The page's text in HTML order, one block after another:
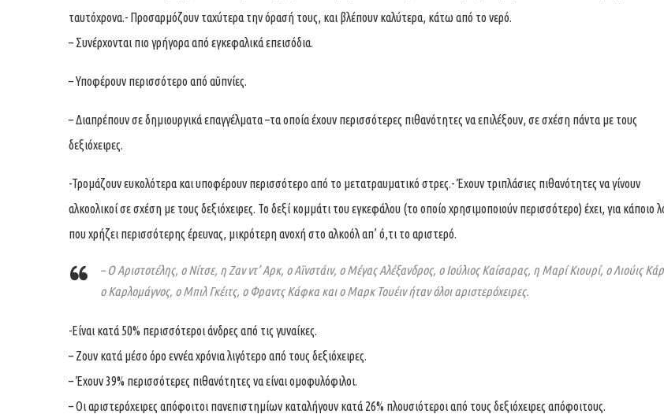
ταυτόχρονα.- Προσαρμόζουν ταχύτερα την όρασή τους, και βλέπουν καλύτερα, κάτω από το νερό.
– Συνέρχονται πιο γρήγορα από εγκεφαλικά επεισόδια.
– Υποφέρουν περισσότερο από αϋπνίες.
– Διαπρέπουν σε δημιουργικά επαγγέλματα –τα οποία έχουν περισσότερες πιθανότητες να επιλέξουν, σε σχέση πάντα με τους
δεξιόχειρες.
-Τρομάζουν ευκολότερα και υποφέρουν περισσότερο από το μετατραυματικό στρες.- Έχουν τριπλάσιες πιθανότητες να γίνουν
αλκοολικοί σε σχέση με τους δεξιόχειρες. Το δεξί κομμάτι του εγκεφάλου (το οποίο χρησιμοποιούν περισσότερο) έχει, για κάποιο
που χρήζει περισσότερης έρευνας, μικρότερη ανοχή στο αλκοόλ απ’ ό,τι το αριστερό.
– Ο Αριστοτέλης, ο Νίτσε, η Ζαν ντ’ Αρκ, ο Αϊνστάιν, ο Μέγας Αλέξανδρος, ο Ιούλιος Καίσαρας, η Μαρί Κιουρί, ο Λιούις
ο Καρλομάγνος, ο Μπιλ Γκέιτς, ο Φραντς Κάφκα και ο Μαρκ Τουέιν ήταν όλοι αριστερόχειρες.
-Είναι κατά 50% περισσότεροι άνδρες από τις γυναίκες.
– Ζουν κατά μέσο όρο εννέα χρόνια λιγότερο από τους δεξιόχειρες.
– Έχουν 39% περισσότερες πιθανότητες να είναι ομοφυλόφιλοι.
– Οι αριστερόχειρες απόφοιτοι πανεπιστημίων καταλήγουν κατά 26% πλουσιότεροι από τους δεξιόχειρες απόφοιτους.